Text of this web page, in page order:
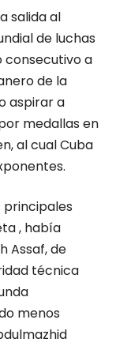
salida al
de luchas
consecutivo a
de la
aspirar a
medallas en
al cual Cuba
principales
, había
Assaf, de
técnica
menos